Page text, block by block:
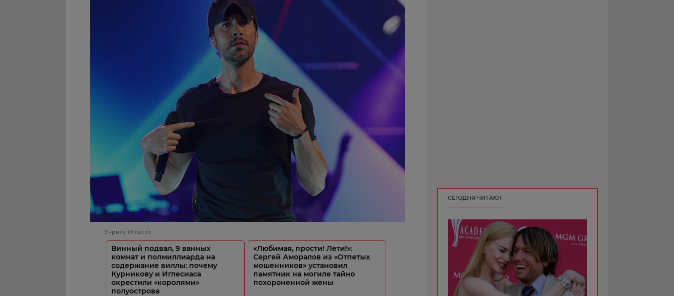
Энрике Иглесис
Винный подвал, 9 ванных
комнат и полмиллиарда на
содержание виллы: почему
Курникову и Иглесиаса
окрестили «королями»
полуострова
«Любимая, прости! Лети!»:
Сергей Аморалов из «Отпетых
мошенников» установил
памятник на могиле тайно
похороненной жены
СЕГОДНЯ ЧИТАЮТ